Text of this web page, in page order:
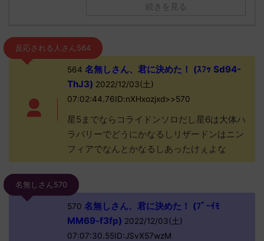
続きを見る
反応される人さん564
564 名無しさん、君に決めた！ (ｽﾌｯ Sd94-
ThJ3) 2022/12/03(土)
07:02:44.76ID:nXHxozjxd>>570
星5までならコライドンソロだし星6は大体ハ
ラバリーでどうにかなるしリザードンはニン
フィアでなんとかなるしあったけぇよな
名無しさん570
570 名無しさん、君に決めた！ (ﾌﾞｰｲﾓ
MM69-f3fp) 2022/12/03(土)
07:07:30.55ID:JSvX57wzM